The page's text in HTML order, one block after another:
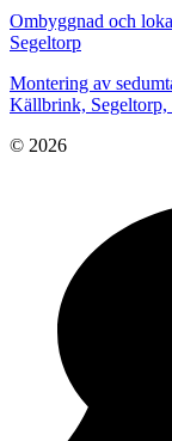
Ombyggnad och
Segeltorp
Montering av
Källbrink, Segeltorp,
© 2026